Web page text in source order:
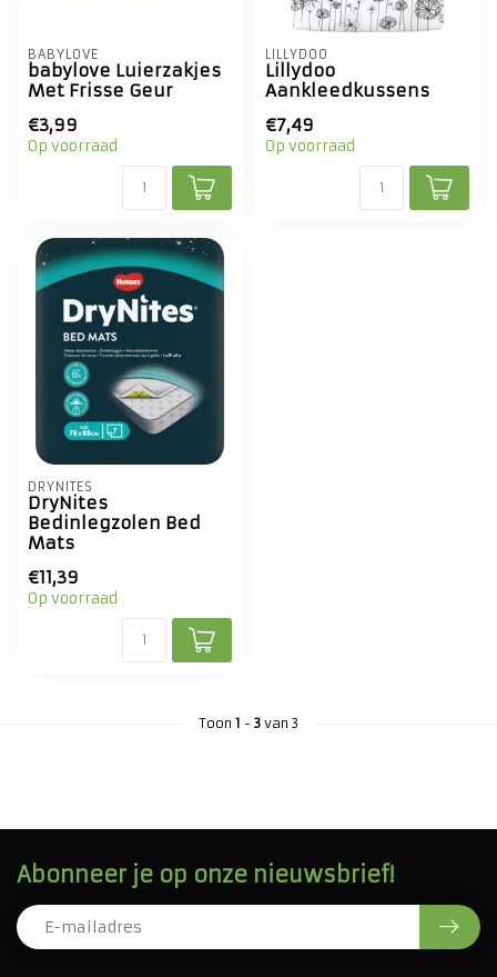
BABYLOVE
babylove Luierzakjes
Met Frisse Geur
€3,99
Op voorraad
LILLYDOO
Lillydoo
Aankleedkussens
€7,49
Op voorraad
DRYNITES
DryNites
Bedinlegzolen Bed
Mats
€11,39
Op voorraad
Toon 1 - 3van 3
Abonneer je op onze nieuwsbrief!